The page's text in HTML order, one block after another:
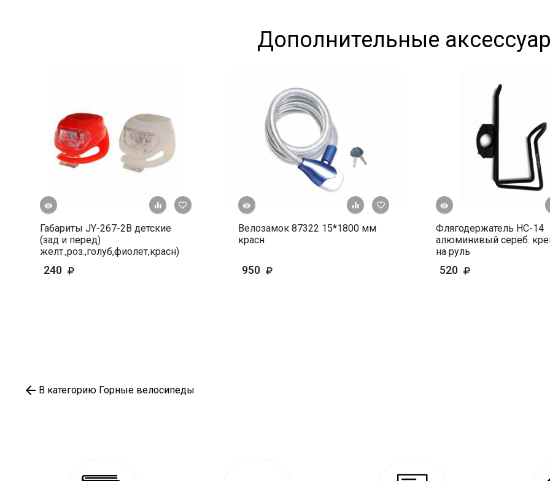
Дополнительные
+ К сравнению
В избранное
Габариты JY-267-2В детские
(зад и перед)
желт.,роз.,голуб,фиолет,красн)
240
+ К сравнению
В избранное
Быстрый просмотр
Велозамок 87322 15*1800 мм
красн
950
Быстрый просмотр
Флягодержатель HС-14
алюминивый сереб.
на руль
520
В категорию Горные велосипеды